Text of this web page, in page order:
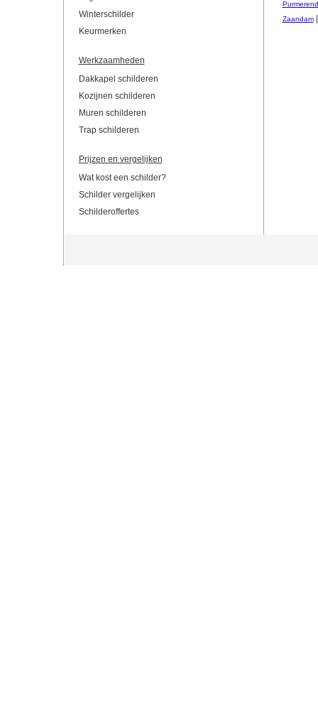
Winterschilder
Keurmerken
Werkzaamheden
Dakkapel schilderen
Kozijnen schilderen
Muren schilderen
Trap schilderen
Prijzen en vergelijken
Wat kost een schilder?
Schilder vergelijken
Schilderoffertes
Purmerend
Zaandam